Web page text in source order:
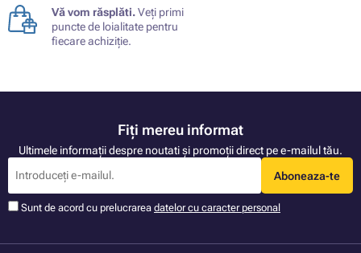
Vă vom răsplăti.Veți primi
puncte de loialitate pentru
fiecare achiziție.
Fiți mereu informat
Ultimele informații despre noutati și promoții direct pe e-mailul tău.
Aboneaza-te
Sunt de acord cu prelucrarea datelor cu caracter personal